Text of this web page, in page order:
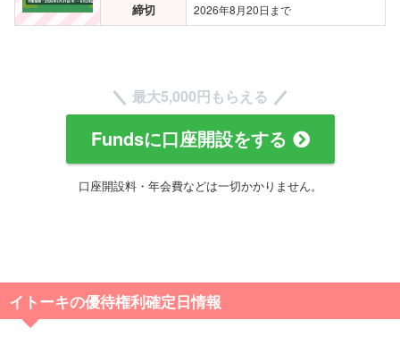
締切 2026年8月20日まで
最大5,000円もらえる
Fundsに口座開設をする
口座開設料・年会費などは一切かかりません。
イトーキの優待権利確定日情報